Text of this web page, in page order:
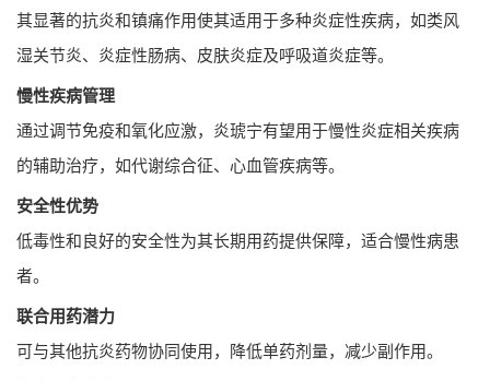
其显著的抗炎和镇痛作用使其适用于多种炎症性疾病，如类风
湿关节炎、炎症性肠病、皮肤炎症及呼吸道炎症等。
慢性疾病管理
通过调节免疫和氧化应激，炎琥宁有望用于慢性炎症相关疾病
的辅助治疗，如代谢综合征、心血管疾病等。
安全性优势
低毒性和良好的安全性为其长期用药提供保障，适合慢性病患
者。
联合用药潜力
可与其他抗炎药物协同使用，降低单药剂量，减少副作用。